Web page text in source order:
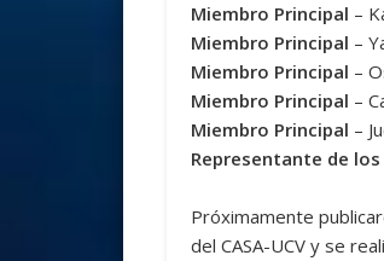
Miembro Principal –
Miembro Principal –
Miembro Principal –
Miembro Principal –
Miembro Principal –
Representante de
Próximamente
del CASA-UCV y se